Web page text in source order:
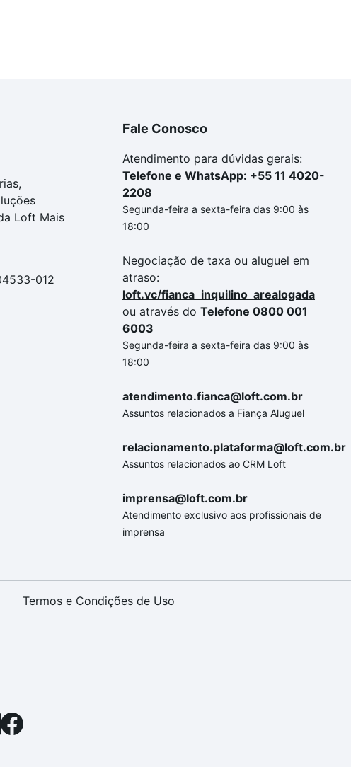
Loft Mais
012
Fale Conosco
Atendimento para dúvidas gerais:
Telefone e WhatsApp: +55 11 4020-
2208
Segunda-feira a sexta-feira das 9:00 às
18:00
Negociação de taxa ou aluguel em
atraso:
loft.vc/fianca_inquilino_arealogada
ou através do Telefone 0800 001
6003
Segunda-feira a sexta-feira das 9:00 às
18:00
atendimento.fianca@loft.com.br
Assuntos relacionados a Fiança Aluguel
relacionamento.plataforma@loft.com.br
Assuntos relacionados ao CRM Loft
imprensa@loft.com.br
Atendimento exclusivo aos profissionais de
imprensa
Termos e Condições de Uso